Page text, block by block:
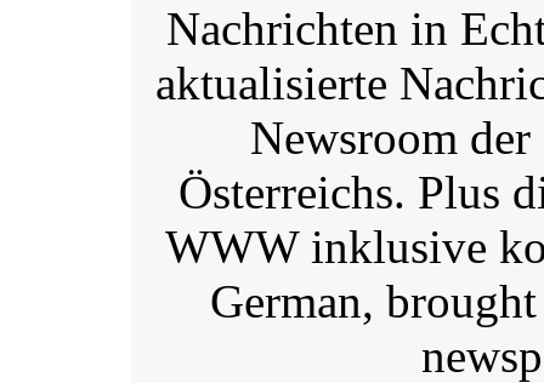
Nachrichten in
aktualisierte
Newsroom
Österreichs. Plus
WWW inklusive
German,